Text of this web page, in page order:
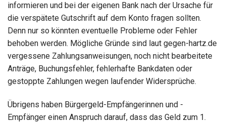
informieren und bei der eigenen Bank nach der Ursache für
die verspätete Gutschrift auf dem Konto fragen sollten.
Denn nur so könnten eventuelle Probleme oder Fehler
behoben werden. Mögliche Gründe sind laut gegen-hartz.de
vergessene Zahlungsanweisungen, noch nicht bearbeitete
Anträge, Buchungsfehler, fehlerhafte Bankdaten oder
gestoppte Zahlungen wegen laufender Widersprüche.
Übrigens haben Bürgergeld-Empfängerinnen und -
Empfänger einen Anspruch darauf, dass das Geld zum 1.